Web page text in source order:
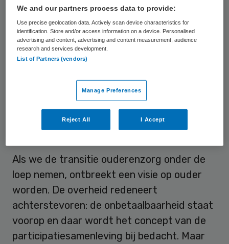
gewoon zijn werk en hebben andere
bestuurders dan geen visie? Daar zit
mogelijk de makke van de transitie
langdurige zorg. Weten we eigenlijk wel
transitie ingegeven door de
onbetaalbaarheid van de langdurige zorg
Achterstevoren
Als we de transitie ouderenzorg onder de
loep nemen, ontbreekt een visie op ouder
worden. De overheid redeneert
achterstevoren: de onbetaalbaarheid staat
voorop en daar wordt het concept van de
participatiesamenleving bij bedacht. Maar
We and our partners process data to provide:
Use precise geolocation data. Actively scan device characteristics for
identification. Store and/or access information on a device. Personalised
advertising and content, advertising and content measurement, audience
research and services development.
List of Partners (vendors)
Manage Preferences
Reject All I Accept